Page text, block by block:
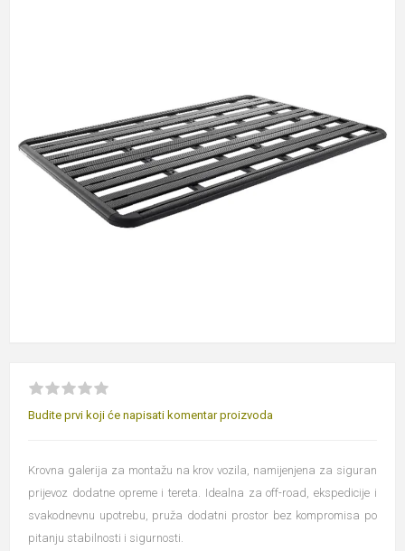
Budite prvi koji će napisati komentar proizvoda
Krovna galerija za montažu na krov vozila, namijenjena za siguran
prijevoz dodatne opreme i tereta. Idealna za off-road, ekspedicije i
svakodnevnu upotrebu, pruža dodatni prostor bez kompromisa po
pitanju stabilnosti i sigurnosti.